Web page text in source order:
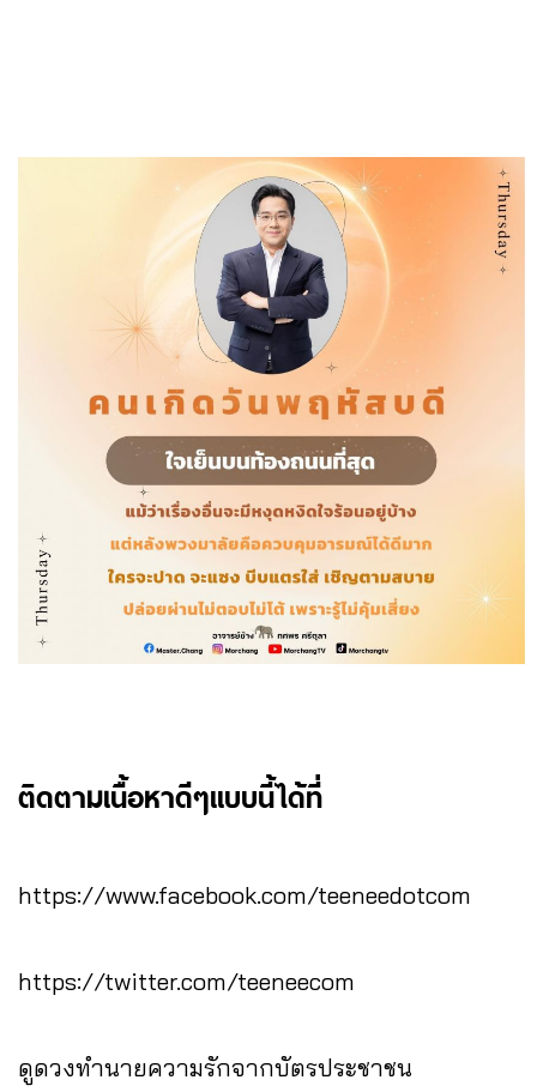
ติดตามเนื้อหาดีๆแบบนี้ได้ที่
https://www.facebook.com/teeneedotcom
https://twitter.com/teeneecom
ดูดวงทำนายความรักจากบัตรประชาชน